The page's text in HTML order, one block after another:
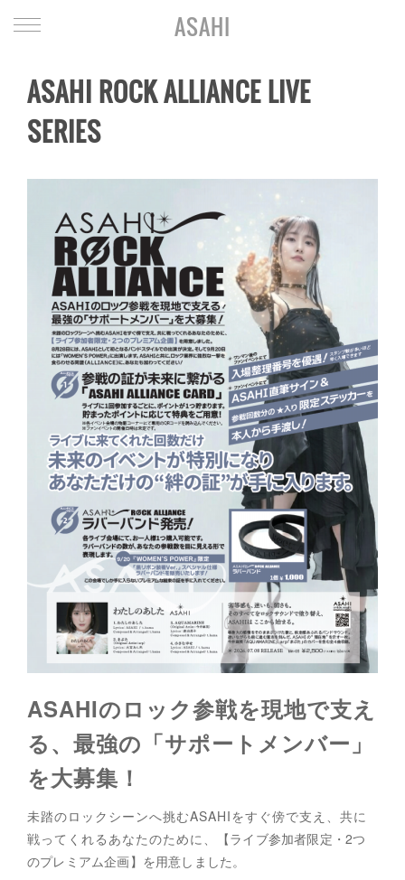
ASAHI
ASAHI ROCK ALLIANCE LIVE
SERIES
ASAHIのロック参戦を現地で支え
る、最強の「サポートメンバー」
を大募集！
未踏のロックシーンへ挑むASAHIをすぐ傍で支え、共に
戦ってくれるあなたのために、
【ライブ参加者限定・2つ
のプレミアム企画】を用意しました。